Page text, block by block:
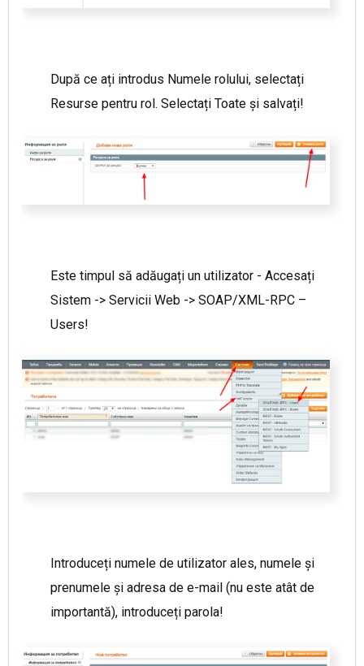
După ce ați introdus Numele rolului, selectați
Resurse pentru rol. Selectați Toate și salvați!
Este timpul să adăugați un utilizator - Accesați
Sistem -> Servicii Web -> SOAP/XML-RPC –
Users!
Introduceți numele de utilizator ales, numele și
prenumele și adresa de e-mail (nu este atât de
importantă), introduceți parola!